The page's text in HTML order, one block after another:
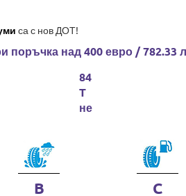
са с нов ДОТ!
поръчка над 400 евро / 782.33
84
T
не
B C